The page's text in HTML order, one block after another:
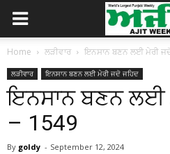
Home ਲੜੀਵਾਰ ਇਨਸਾਨ ਬਣਨ ਲਈ ਮੇਰੀ
ਲੜੀਵਾਰ ਇਨਸਾਨ ਬਣਨ ਲਈ ਮੇਰੀ ਜਦੋ ਜਹਿਦ
ਇਨਸਾਨ ਬਣਨ ਲਈ
– 1549
By goldy - September 12, 2024